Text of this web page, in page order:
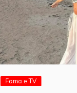
Fama e TV